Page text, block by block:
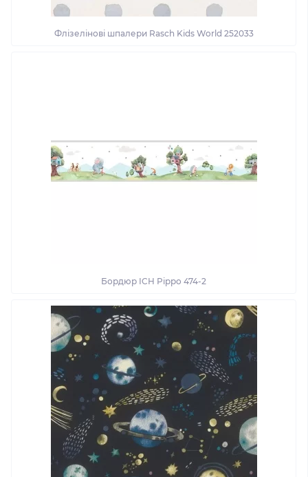
Флізелінові шпалери Rasch Kids World 252033
Бордюр ICH Pippo 474-2